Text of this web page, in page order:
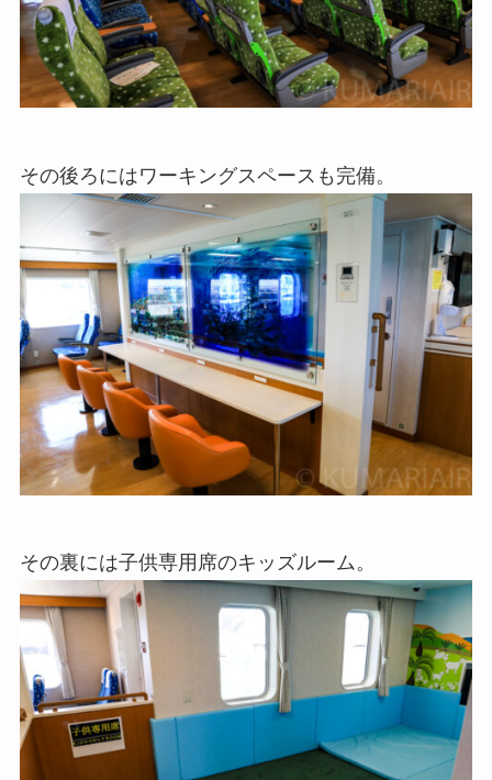
その後ろにはワーキングスペースも完備。
その裏には子供専用席のキッズルーム。